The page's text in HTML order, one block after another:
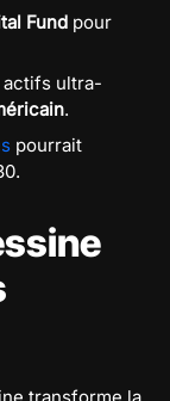
Fund pour
actifs ultra-
.
pourrait